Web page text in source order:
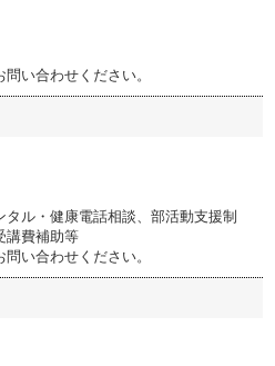
い合わせください。
ル・健康電話相談、部活動支援制
講費補助等
い合わせください。